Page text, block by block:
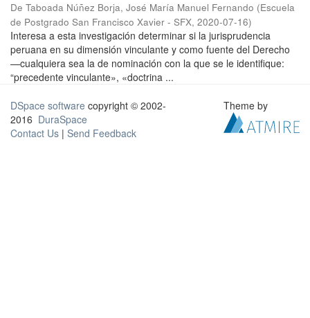
De Taboada Núñez Borja, José María Manuel Fernando (Escuela
de Postgrado San Francisco Xavier - SFX, 2020-07-16)
Interesa a esta investigación determinar si la jurisprudencia
peruana en su dimensión vinculante y como fuente del Derecho
—cualquiera sea la de nominación con la que se le identifique:
“precedente vinculante», «doctrina ...
DSpace software copyright © 2002-
2016 DuraSpace
Contact Us | Send Feedback
Theme by